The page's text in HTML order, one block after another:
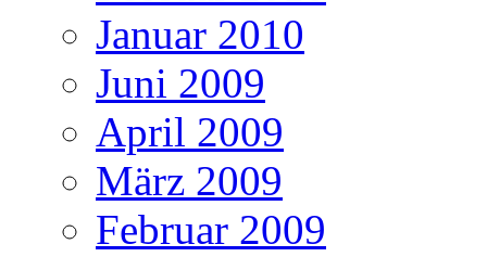
Januar 2010
Juni 2009
April 2009
März 2009
Februar 2009